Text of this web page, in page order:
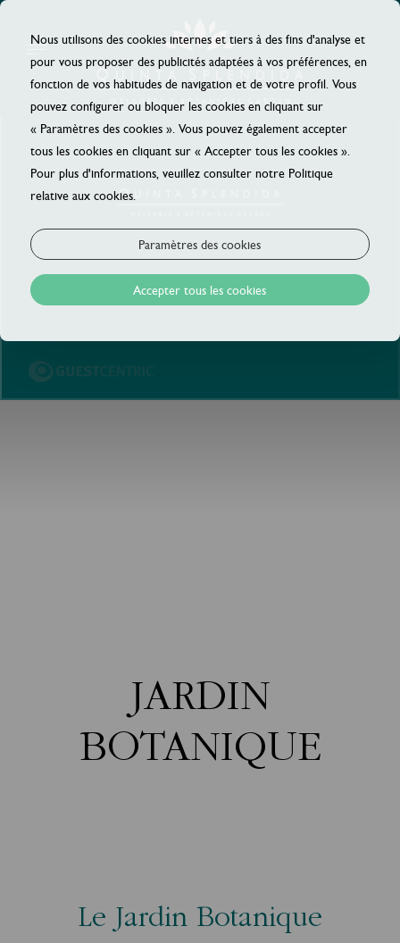
JARDIN
BOTANIQUE
Le Jardin Botanique
Nous utilisons des cookies internes et tiers à des fins d'analyse et
pour vous proposer des publicités adaptées à vos préférences, en
fonction de vos habitudes de navigation et de votre profil. Vous
pouvez configurer ou bloquer les cookies en cliquant sur
« Paramètres des cookies ». Vous pouvez également accepter
tous les cookies en cliquant sur « Accepter tous les cookies ».
Pour plus d'informations, veuillez consulter notre Politique
relative aux cookies.
Paramètres des cookies
Accepter tous les cookies